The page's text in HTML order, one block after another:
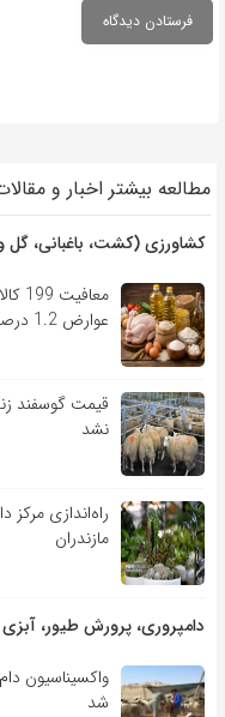
مطالعه بیشتر اخبار و
کشاورزی (کشت، باغبانی، گل
عوارض 1.2 درصدی واردات
نشد
راه‌اندازی
مازندران
دامپروری، پرورش طیور، آبزی
واکسیناسیون
شد